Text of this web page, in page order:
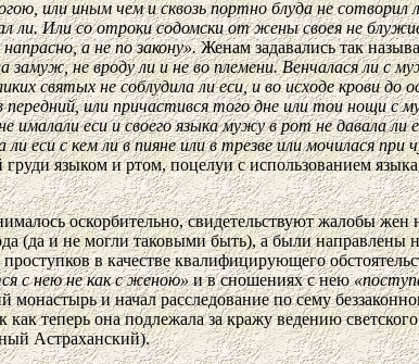
или иным чем и сквозь портно блуда не сотворил
Или со отроки содомски от жены своея не
а не по закону».Женам задавались так
не вроду ли и не во племени. Венчалася ли с
святых не соблудила ли еси, и во исходе крови до
или причастився того дне или тои нощи с
ималали еси и своего языка мужу в рот не давала
еси с кем ли в пияне или в трезве или мочилася
языком и ртом, поцелуи с использованием
оскорбительно, свидетельствуют жалобы
(да и не могли таковыми быть), а были направлены
в качестве квалифицирующего
с нею не как с женою»и в сношениях с нею
и начал расследование по сему
теперь она подлежала за кражу ведению
Астраханский).